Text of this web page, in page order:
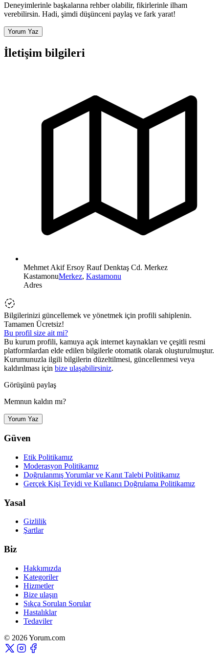
Deneyimlerinle başkalarına rehber olabilir, fikirlerinle ilham
verebilirsin. Hadi, şimdi düşünceni paylaş ve fark yarat!
Yorum Yaz
İletişim bilgileri
Mehmet Akif Ersoy Rauf Denktaş Cd. Merkez
KastamonuMerkez, Kastamonu
Adres
Bilgilerinizi güncellemek ve yönetmek için profili sahiplenin.
Tamamen Ücretsiz!
Bu profil size ait mi?
Bu kurum profili, kamuya açık internet kaynakları ve çeşitli resmi
platformlardan elde edilen bilgilerle otomatik olarak oluşturulmuştur.
Kurumunuzla ilgili bilgilerin düzeltilmesi, güncellenmesi veya
kaldırılması için bize ulaşabilirsiniz.
Görüşünü paylaş
Memnun kaldın mı?
Yorum Yaz
Güven
Etik Politikamız
Moderasyon Politikamız
Doğrulanmış Yorumlar ve Kanıt Talebi Politikamız
Gerçek Kişi Teyidi ve Kullanıcı Doğrulama Politikamız
Yasal
Gizlilik
Şartlar
Biz
Hakkımızda
Kategoriler
Hizmetler
Bize ulaşın
Sıkça Sorulan Sorular
Hastalıklar
Tedaviler
© 2026 Yorum.com